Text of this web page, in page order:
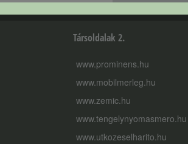
Társoldalak 2.
www.prominens.hu
www.mobilmerleg.hu
www.zemic.hu
www.tengelynyomasmero.hu
www.utkozeselharito.hu